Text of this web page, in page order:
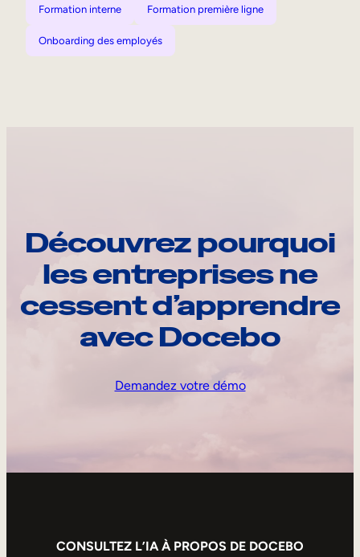
Formation interne Formation première ligne
Onboarding des employés
Découvrez pourquoi
les entreprises ne
cessent d’apprendre
avec Docebo
Demandez votre démo
CONSULTEZ L’IA À PROPOS DE DOCEBO